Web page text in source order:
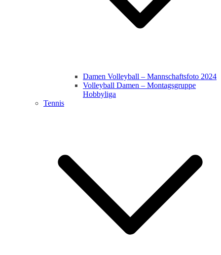
Damen Volleyball – Mannschaftsfoto 2024
Volleyball Damen – Montagsgruppe
Hobbyliga
Tennis